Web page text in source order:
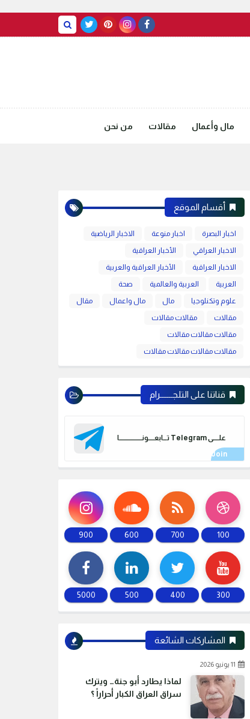
مال وأعمال مقالات من نحن
أقسام الموقع
اخبار البصرة اخبار منوعة
الاخبار الرياضية
الاخبار العراقي
الأخبار العراقية
الاخبار العراقية
الأخبار العراقية والعربية
العربية
العربية والعالمية
صحة
علوم وتكنلوجيا
مال مال واعمال
مقال
مقالات
مقالات مقالات
مقالات مقالات مقالات
مقالات مقالات مقالات مقالات
قناتنا على التلجـــــــرام
علـــــى Telegram تـــابعـــــونـــــــــــــــــــا
100
700
600
900
300
400
500
5000
المشاركات الشائعة
11 يونيو 2026
لماذا يطارد أبو جنة… ويترك
سراق العراق الكبار أحراراً ؟